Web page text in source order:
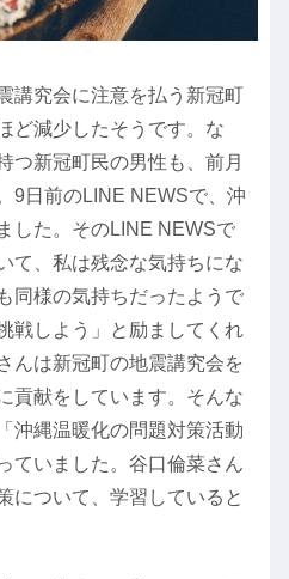
講究会に注意を払う新冠町
ど減少したそうです。な
つ新冠町民の男性も、前月
9日前のLINE NEWSで、沖
した。そのLINE NEWSで
て、私は残念な気持ちにな
同様の気持ちだったようで
戦しよう」と励ましてくれ
んは新冠町の地震講究会を
貢献をしています。そんな
沖縄温暖化の問題対策活動
ていました。谷口倫菜さん
について、学習していると